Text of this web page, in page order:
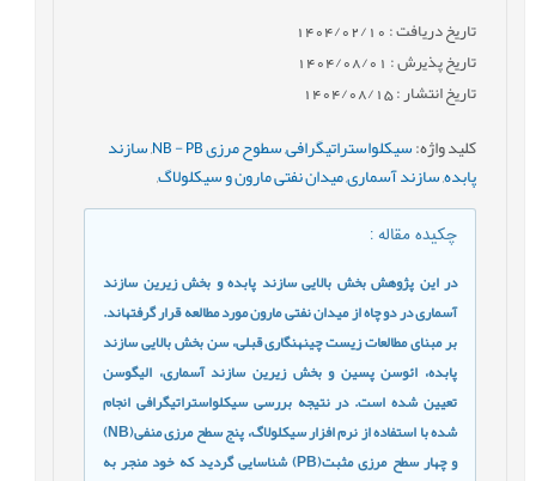
تاریخ دریافت : 1404/02/10
تاریخ پذیرش : 1404/08/01
تاریخ انتشار : 1404/08/15
کلید واژه:سیکلواستراتیگرافی,سطوح مرزی NB - PB ,سازند
پابده,سازند آسماری,میدان نفتی مارون و سیکلولاگ,
چکیده مقاله:
در این پژوهش بخش­ بالایی سازند پابده و بخش زیرین سازند
آسماری در دو چاه از میدان نفتی مارون مورد مطالعه قرار گرفته­اند.
بر مبنای مطالعات زیست­ چینه­نگاری قبلی، سن بخش بالایی سازند
پابده، ائوسن پسین و بخش زیرین سازند آسماری، الیگوسن
تعیین شده است. در نتیجه بررسی سیکلواستراتیگرافی انجام
شده با استفاده از نرم افزار سیکلولاگ، پنج سطح مرزی منفی(NB
)
و چهار سطح مرزی مثبت(PB) شناسایی گردید که خود منجر به